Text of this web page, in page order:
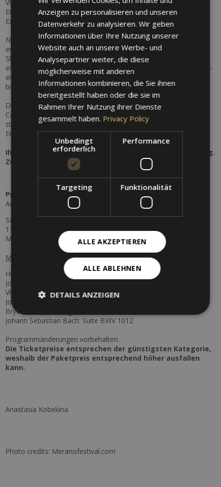
Vladimir Kobekin und Bryce Dessner.
Ein Abend voller Emotionen, Klangvielfalt und musikalischer
Exzellenz erwartet Sie.
Nach diesem kulturellen Highlight tauchen Sie ein in die
entspannte Welt der Therme Meran. Genießen Sie wohltuende
Stunden voller Ruhe und Regeneration und lassen Sie sich bei
einer exklusiven Aromaölmassage für Zwei rundum verwöhnen –
ein Moment der Zweisamkeit, der Körper und Geist in Einklang
bringt.
Den perfekten Abschluss Ihres Tages bildet ein romantisches
Candle-Light-Dinner im Garten: Kulinarische Köstlichkeiten,
stimmungsvolles Ambiente und laue Meraner Abende schaffen
Erinnerungen, die bleiben.
Ihr Kultur- & Genussurlaub in Meran – Musik. Entspannung.
Zweisamkeit
Programm:
Anastasia Kobekina
Samstag, 12.09.2026
11:00 Uhr
Meran - Pavillon des Fleurs
Mit Werken von:
Hildegard von Bingen: O frondes virga
Johann Sebastian Bach: Suite BWV 1008
Vladimir Kobekin: Narrenschiff
Johann Sebastian Bach: Suite BWV 1010
Bryce Dessner: Song for Ainola
Johann Sebastian Bach: Suite BWV 1012
Programmänderungen vorbehalten.
Die Ticketpreise entsprechen der günstigsten Kategorie,
weshalb der Paketpreis entsprechend höher ausfallen
kann.
Anastasia Kobekina
Photo credits: Meranofestival.com
GERMAN
Anzeigen zu personalisieren und unseren
Datenverkehr zu analysieren. Wir geben
Informationen über Ihre Nutzung unserer
Website auch an unsere Werbe- und
Analysepartner weiter, die diese
möglicherweise mit anderen
Informationen kombinieren, die Sie ihnen
bereitgestellt haben oder die sie im
Rahmen Ihrer Nutzung ihrer Dienste
gesammelt haben. Privacy Policy
Unbedingt
erforderlich
Performance
Targeting Funktionalität
ALLE AKZEPTIEREN
ALLE ABLEHNEN
DETAILS ANZEIGEN